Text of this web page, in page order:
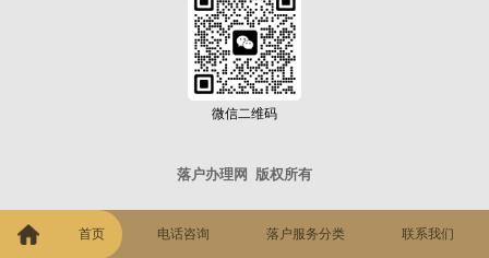
微信二维码
落户办理网 版权所有
首页 电话咨询 落户服务分类 联系我们